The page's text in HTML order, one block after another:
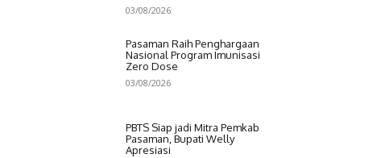
03/08/2026
Pasaman Raih Penghargaan
Nasional Program Imunisasi
Zero Dose
03/08/2026
PBTS Siap jadi Mitra Pemkab
Pasaman, Bupati Welly
Apresiasi